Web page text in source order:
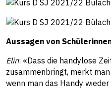
Aussagen von
Elin: «Dass die handylose
zusammenbringt, merkt
wenn man das Handy